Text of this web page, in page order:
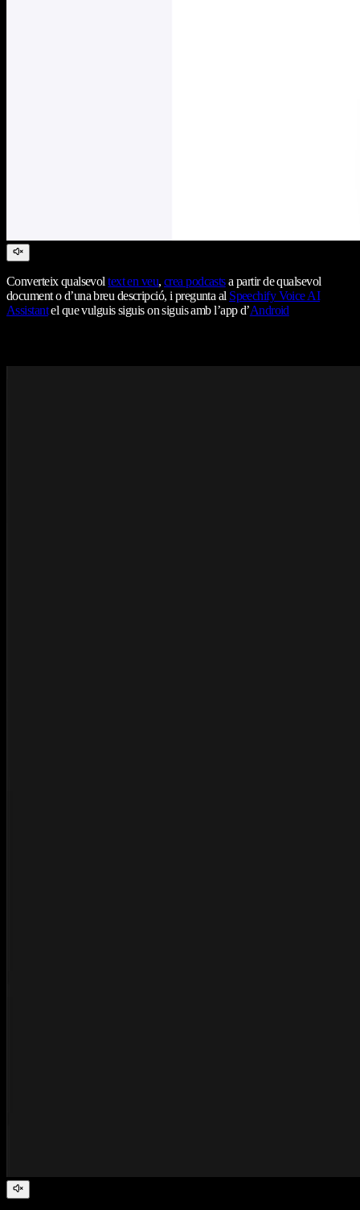
Converteix qualsevoltext en veu, crea podcastsa partir de qualsevol
document o d’una breu descripció, i pregunta al Speechify Voice AI
Assistantel que vulguis siguis on siguis amb l’app d’Android